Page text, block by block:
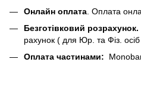
Онлайн оплата . Оплата
Безготівковий розрахунок.
рахунок ( для Юр. та Фіз.
Оплата частинами: